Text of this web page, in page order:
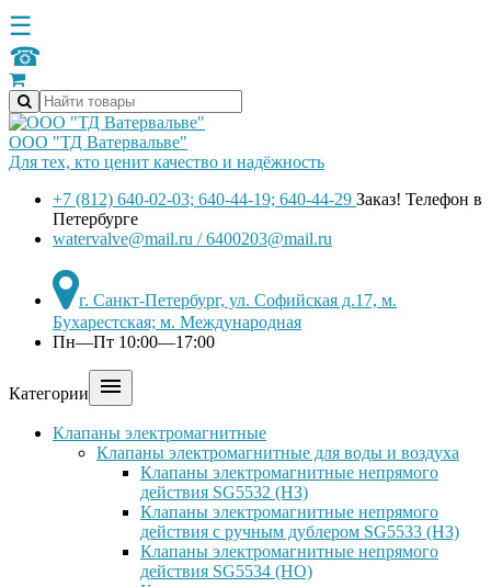
☰
☎
ООО "ТД Ватервальве"
Для тех, кто ценит качество и надёжность
+7 (812) 640-02-03; 640-44-19; 640-44-29 Заказ! Телефон в
Петербурге
watervalve@mail.ru / 6400203@mail.ru
г. Санкт-Петербург, ул. Софийская д.17, м.
Бухарестская; м. Международная
Пн—Пт 10:00—17:00
Категории 
Клапаны электромагнитные
Клапаны электромагнитные для воды и воздуха
Клапаны электромагнитные непрямого
действия SG5532 (НЗ)
Клапаны электромагнитные непрямого
действия с ручным дублером SG5533 (НЗ)
Клапаны электромагнитные непрямого
действия SG5534 (НО)